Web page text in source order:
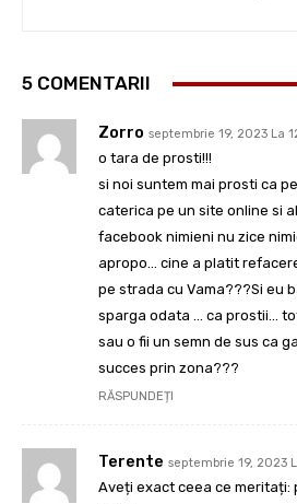
5 COMENTARII
Zorro septembrie 19, 2023 La
o tara de prosti!!!
si noi suntem mai prosti ca
caterica pe un site online si
facebook nimieni nu zice
apropo… cine a platit
pe strada cu Vama???Si eu
sparga odata … ca prostii…
sau o fii un semn de sus ca
succes prin zona???
RĂSPUNDEȚI
Terente septembrie 19, 2023
Aveți exact ceea ce meritați: